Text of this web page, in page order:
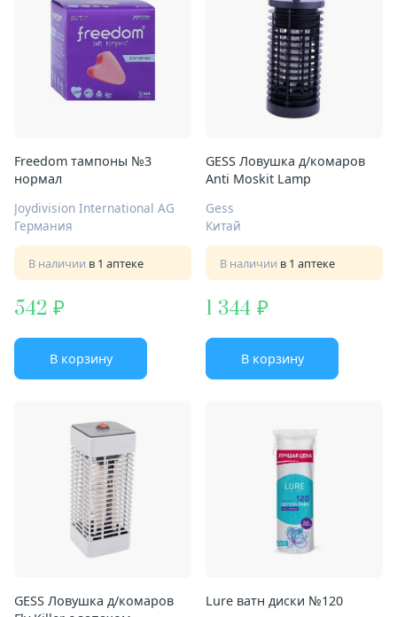
Freedom тампоны №3
нормал
Joydivision International AG
Германия
В наличии в 1 аптеке
542
В корзину
GESS Ловушка д/комаров
Anti Moskit Lamp
Gess
Китай
В наличии в 1 аптеке
1 344
В корзину
GESS Ловушка д/комаров
Lure ватн диски №120